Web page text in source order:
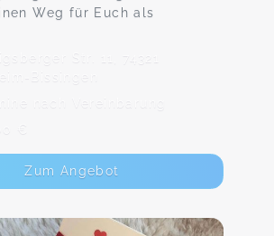
Weg für Euch als
Str. 11, 74321
Bissingen
nach Vereinbarung
€
Zum Angebot